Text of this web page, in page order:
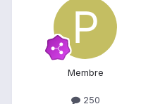
Membre
250